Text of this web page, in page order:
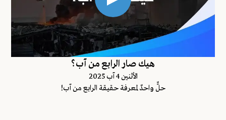
هيك صار الرابع من آب؟
اﻷثنين 4 آب 2025
حلٌّ واحدٌ لمعرفة حقيقة الرابع من آب!